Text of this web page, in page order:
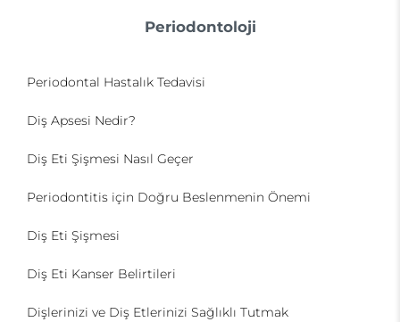
Periodontoloji
Periodontal Hastalık Tedavisi
Diş Apsesi Nedir?
Diş Eti Şişmesi Nasıl Geçer
Periodontitis için Doğru Beslenmenin Önemi
Diş Eti Şişmesi
Diş Eti Kanser Belirtileri
Dişlerinizi ve Diş Etlerinizi Sağlıklı Tutmak